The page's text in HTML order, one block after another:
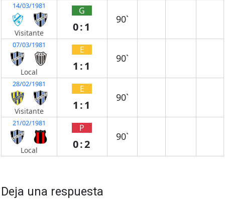
14/03/1981
Visitante
G
0:1
90`
07/03/1981
Local
E
1:1
90`
28/02/1981
Visitante
E
1:1
90`
21/02/1981
Local
P
0:2
90`
Deja una respuesta